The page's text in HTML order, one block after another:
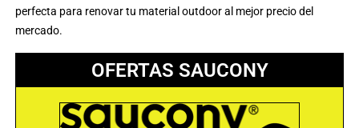
perfecta para renovar tu material outdoor al mejor precio del
mercado.
OFERTAS SAUCONY